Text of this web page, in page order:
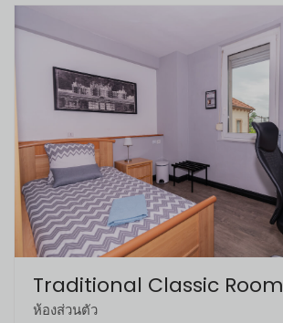
Traditional Classic Room
ห้องส่วนตัว